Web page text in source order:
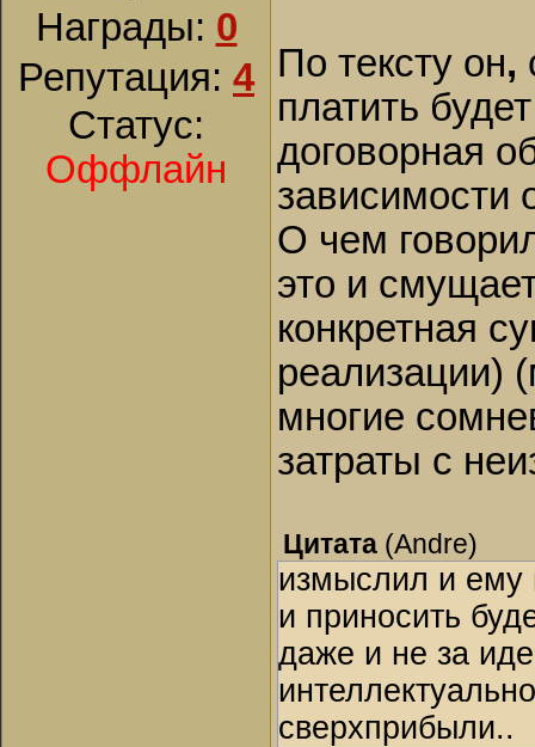
Награды: 0
Репутация: 4
Статус:
Оффлайн
По тексту он,
платить
договорная
зависимости
О чем
это и
конкретная
реализации)
многие
затраты с
Цитата (Andre)
измыслил и ему
и приносить
даже и не за
сверхприбыли..